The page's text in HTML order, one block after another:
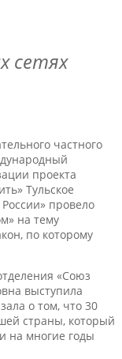
сетях
частного
проекта
Тульское
провело
на тему
по которому
«Союз
выступила
о том, что 30
страны, который
на многие годы